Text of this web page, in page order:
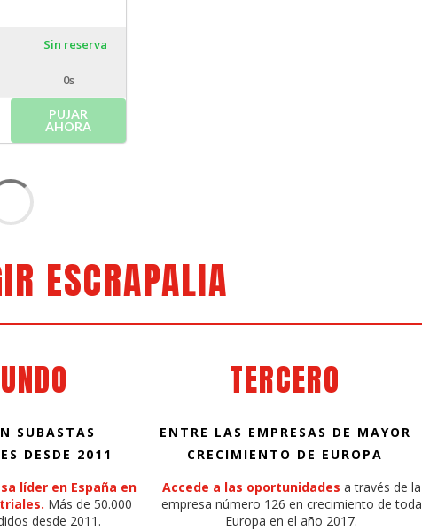
Sin reserva
0s
PUJAR
AHORA
ESCRAPALIA
SUBASTAS
DESDE 2011
líder en España en
Más de 50.000
desde 2011.
TERCERO
ENTRE LAS EMPRESAS DE MAYOR
CRECIMIENTO DE EUROPA
Accede a las oportunidades a través de la
empresa número 126 en crecimiento de toda
Europa en el año 2017.